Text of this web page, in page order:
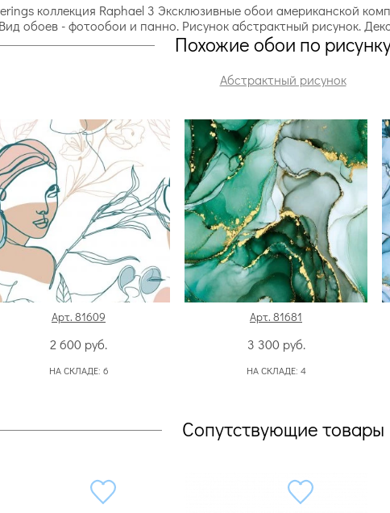
коллекция Raphael 3 Эксклюзивные обои американской
обоев - фотообои и панно. Рисунок абстрактный рисунок.
Похожие обои по
Абстрактный рисунок
Арт. 81609
2 600 руб.
НА СКЛАДЕ: 6
Арт. 81681
3 300 руб.
НА СКЛАДЕ: 4
Сопутствующие товары